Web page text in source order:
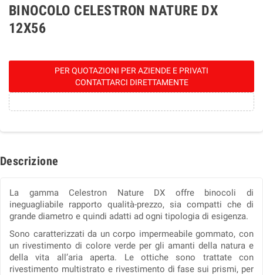
BINOCOLO CELESTRON NATURE DX
12X56
PER QUOTAZIONI PER AZIENDE E PRIVATI
CONTATTARCI DIRETTAMENTE
Descrizione
La gamma Celestron Nature DX offre binocoli di
ineguagliabile rapporto qualità-prezzo, sia compatti che di
grande diametro e quindi adatti ad ogni tipologia di esigenza.
Sono caratterizzati da un corpo impermeabile gommato, con
un rivestimento di colore verde per gli amanti della natura e
della vita all’aria aperta. Le ottiche sono trattate con
rivestimento multistrato e rivestimento di fase sui prismi, per